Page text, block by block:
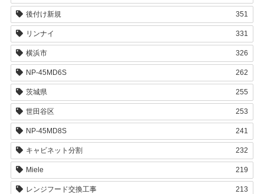
後付け新規 351
リンナイ 331
横浜市 326
NP-45MD6S 262
茨城県 255
世田谷区 253
NP-45MD8S 241
キャビネット分割 232
Miele 219
レンジフード交換工事 213